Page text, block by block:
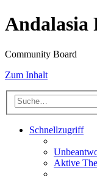
Andalasia
Community Board
Zum Inhalt
Schnellzugriff
Aktive